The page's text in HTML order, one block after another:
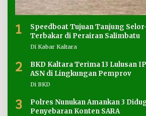
1
Speedboat Tujuan Tanjung
Terbakar di Perairan Salimbatu
Di Kabar Kaltara
2
BKD Kaltara Terima 13 Lulusan
ASN di Lingkungan Pemprov
Di BKD
3
Polres Nunukan Amankan 3
Penyebaran Konten SARA